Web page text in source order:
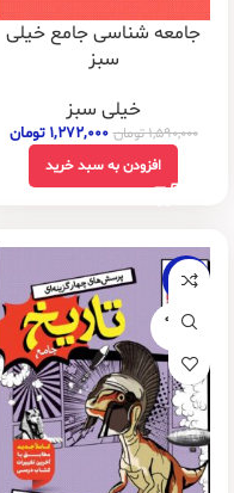
جامعه شناسی جامع خیلی
سبز
خیلی سبز
۱,۵۹۰,۰۰۰تومان ۱,۲۷۲,۰۰۰ تومان
افزودن به سبد خرید
-18%
فروخته